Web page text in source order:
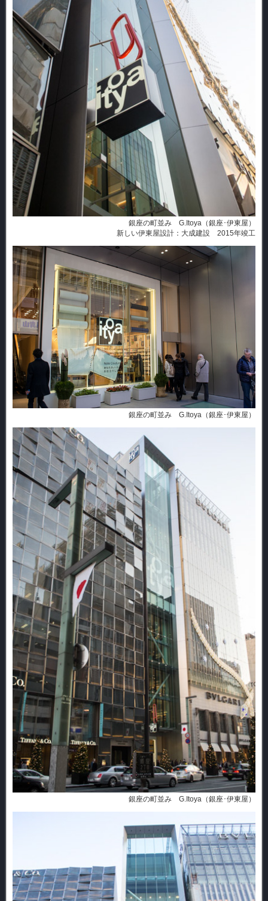
銀座の町並み G.Itoya（銀座･伊東屋）
新しい伊東屋 設計：大成建設 2015年竣工
銀座の町並み G.Itoya（銀座･伊東屋）
銀座の町並み G.Itoya（銀座･伊東屋）